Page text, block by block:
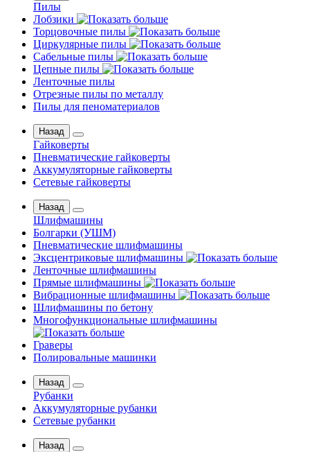
Пилы
Лобзики
Торцовочные пилы
Циркулярные пилы
Сабельные пилы
Цепные пилы
Ленточные пилы
Отрезные пилы по металлу
Пилы для пеноматериалов
Назад
Гайковерты
Пневматические гайковерты
Аккумуляторные гайковерты
Сетевые гайковерты
Назад
Шлифмашины
Бoлгаpки (УШM)
Пневматические шлифмашины
Эксцентриковые шлифмашины
Ленточные шлифмашины
Прямые шлифмашины
Вибрационные шлифмашины
Шлифмашины по бетону
Многофункциональные шлифмашины
Граверы
Полировальные машинки
Назад
Рубанки
Аккумуляторные рубанки
Сетевые рубанки
Назад